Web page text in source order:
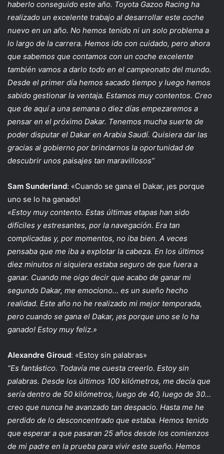
haberlo conseguido este año. Toyota Gazoo Racing ha
realizado un excelente trabajo al desarrollar este coche
nuevo en un año. No hemos tenido ni un solo problema a
lo largo de la carrera. Hemos ido con cuidado, pero ahora
que sabemos que contamos con un coche excelente
también vamos a darlo todo en el campeonato del mundo.
Desde el primer día hemos sacado tiempo y luego hemos
sabido gestionar la ventaja. Estamos muy contentos. Creo
que de aquí a una semana o diez días empezaremos a
pensar en el próximo Dakar. Tenemos mucha suerte de
poder disputar el Dakar en Arabia Saudí. Quisiera dar las
gracias al gobierno por brindarnos la oportunidad de
descubrir unos paisajes tan maravillosos”
Sam Sunderland: «Cuando se gana el Dakar, ¡es porque
uno se lo ha ganado!
«Estoy muy contento. Estas últimas etapas han sido
difíciles y estresantes, por la navegación. Era tan
complicadas y, por momentos, no iba bien. A veces
pensaba que me iba a explotar la cabeza. En los últimos
diez minutos ni siquiera estaba seguro de que fuera a
ganar. Cuando me oigo decir que acabo de ganar mi
segundo Dakar, me emociono… es un sueño hecho
realidad. Este año no he realizado mi mejor temporada,
pero cuando se gana el Dakar, ¡es porque uno se lo ha
ganado! Estoy muy feliz.»
Alexandre Giroud: «Estoy sin palabras»
“Es fantástico. Todavía me cuesta creerlo. Estoy sin
palabras. Desde los últimos 100 kilómetros, me decía que
sería dentro de 50 kilómetros, luego de 40, luego de 30…
creo que nunca he avanzado tan despacio. Hasta me he
perdido de lo desconcentrado que estaba. Hemos tenido
que esperar a que pasaran 25 años desde los comienzos
de mi padre en la prueba para vivir este sueño. Hemos